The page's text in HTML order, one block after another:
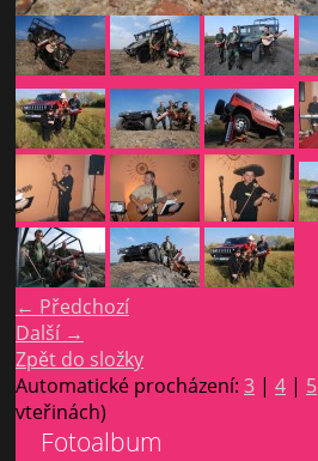
← Předchozí
Další →
Zpět do složky
Automatické procházení: 3 | 4 | 5
vteřinách)
Fotoalbum